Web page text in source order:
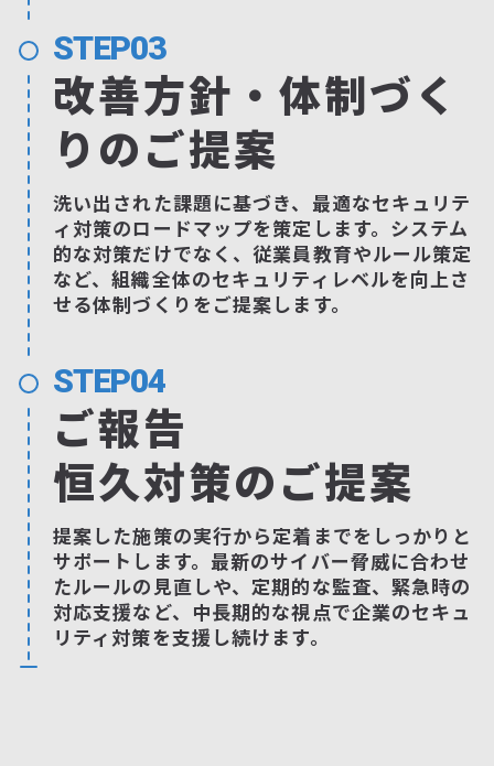
STEP03
改善方針・体制づく
りのご提案
洗い出された課題に基づき、最適なセキュリテ
ィ対策のロードマップを策定します。システム
的な対策だけでなく、従業員教育やルール策定
など、組織全体のセキュリティレベルを向上さ
せる体制づくりをご提案します。
STEP04
ご報告
恒久対策のご提案
提案した施策の実行から定着までをしっかりと
サポートします。最新のサイバー脅威に合わせ
たルールの見直しや、定期的な監査、緊急時の
対応支援など、中長期的な視点で企業のセキュ
リティ対策を支援し続けます。